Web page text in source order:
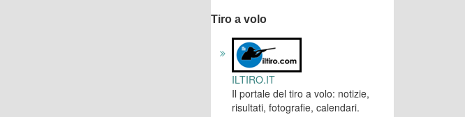
Tiro a volo
ILTIRO.IT
Il portale del tiro a volo: notizie,
risultati, fotografie, calendari.